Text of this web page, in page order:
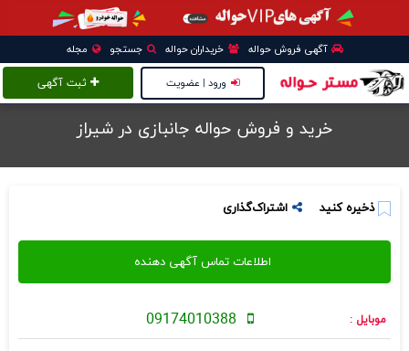
آگهی فروش حواله خریداران حواله جستجو مجله
ثبت آگهی ورود | عضویت
خرید و فروش حواله جانبازی در شيراز
ذخیره کنید اشتراک‌گذاری
موبایل : 09174010388